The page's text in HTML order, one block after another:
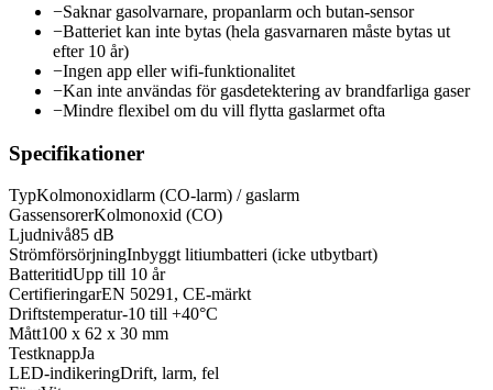
−Saknar gasolvarnare, propanlarm och butan-sensor
−Batteriet kan inte bytas (hela gasvarnaren måste bytas ut
efter 10 år)
−Ingen app eller wifi-funktionalitet
−Kan inte användas för gasdetektering av brandfarliga gaser
−Mindre flexibel om du vill flytta gaslarmet ofta
Specifikationer
TypKolmonoxidlarm (CO-larm) / gaslarm
GassensorerKolmonoxid (CO)
Ljudnivå85 dB
StrömförsörjningInbyggt litiumbatteri (icke utbytbart)
BatteritidUpp till 10 år
CertifieringarEN 50291, CE-märkt
Driftstemperatur-10 till +40°C
Mått100 x 62 x 30 mm
TestknappJa
LED-indikeringDrift, larm, fel